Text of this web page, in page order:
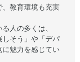
、教育環境も充実
人の多くは、
しそう」や「デパ
に魅力を感じてい